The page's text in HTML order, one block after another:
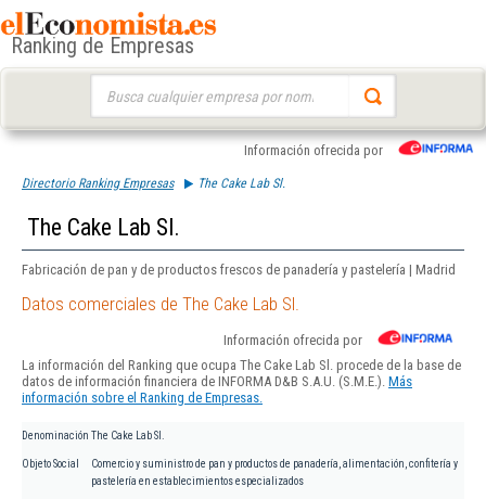
Ranking de Empresas
Información ofrecida por
Directorio Ranking Empresas The Cake Lab Sl.
The Cake Lab Sl.
Fabricación de pan y de productos frescos de panadería y pastelería | Madrid
Datos comerciales de The Cake Lab Sl.
Información ofrecida por
La información del Ranking que ocupa The Cake Lab Sl. procede de la base de
datos de información financiera de INFORMA D&B S.A.U. (S.M.E.). Más
información sobre el Ranking de Empresas.
Denominación The Cake Lab Sl.
Objeto Social
Comercio y suministro de pan y productos de panadería, alimentación, confitería y
pastelería en establecimientos especializados